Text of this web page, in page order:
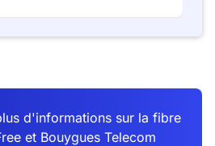
d'informations sur la fibre
et Bouygues Telecom